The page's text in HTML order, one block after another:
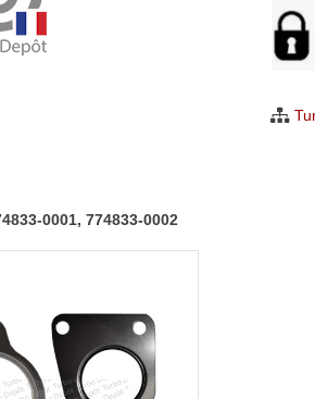
Espace
0001, 774833-0002